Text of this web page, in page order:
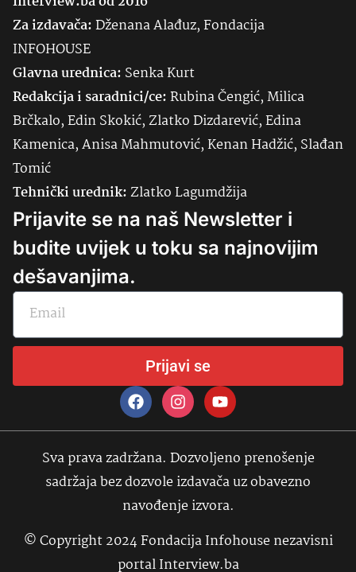
Za izdavača:Dženana Alađuz, Fondacija
INFOHOUSE
Glavna urednica: SenkaKurt
Redakcija i saradnici/ce:Rubina Čengić, Milica
Brčkalo, Edin Skokić, Zlatko Dizdarević, Edina
Kamenica, Anisa Mahmutović, Kenan Hadžić, Slađan
Tomić
Tehnički urednik:Zlatko Lagumdžija
Prijavite se na naš Newsletter i
budite uvijek u toku sa najnovijim
dešavanjima.
Prijavi se
Sva prava zadržana. Dozvoljeno prenošenje
sadržaja bez dozvole izdavača uz obavezno
navođenje izvora.
© Copyright 2024 Fondacija Infohouse nezavisni
portal Interview.ba